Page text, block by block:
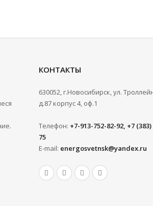
КОНТАКТЫ
630052, г.Новосибирск, ул.
д.87 корпус 4, оф.1
Телефон: +7-913-752-82-92, +7
75
E-mail: energosvetnsk@yandex.ru